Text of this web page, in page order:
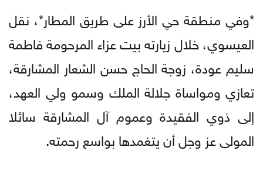
*وفي منطقة حي الأرز على طريق المطار*، نقل
العيسوي، خلال زيارته بيت عزاء المرحومة فاطمة
سليم عودة، زوجة الحاج حسن الشعار المشارقة،
تعازي ومواساة جلالة الملك وسمو ولي العهد،
إلى ذوي الفقيدة وعموم آل المشارقة سائلا
المولى عز وجل أن يتغمدها بواسع رحمته.